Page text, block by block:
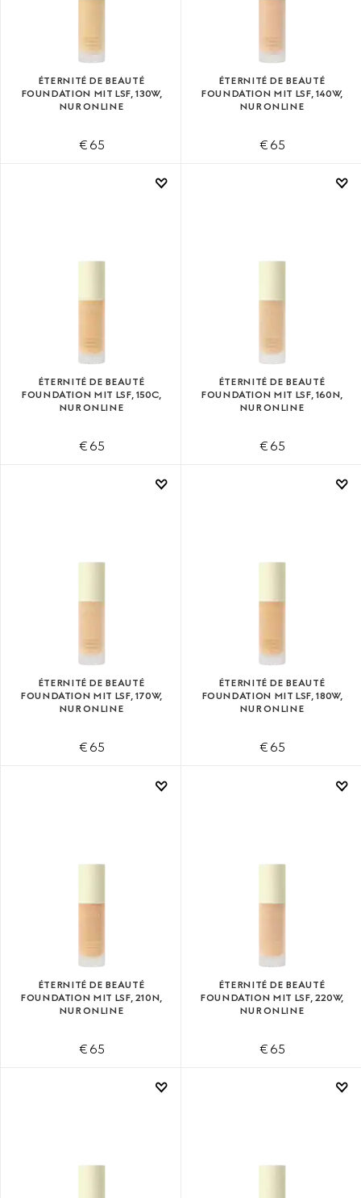
ÉTERNITÉ DE BEAUTÉ
FOUNDATION MIT LSF, 130W,
NUR ONLINE
€ 65
ÉTERNITÉ DE BEAUTÉ
FOUNDATION MIT LSF, 140W,
NUR ONLINE
€ 65
ÉTERNITÉ DE BEAUTÉ
FOUNDATION MIT LSF, 150C,
NUR ONLINE
€ 65
ÉTERNITÉ DE BEAUTÉ
FOUNDATION MIT LSF, 160N,
NUR ONLINE
€ 65
ÉTERNITÉ DE BEAUTÉ
FOUNDATION MIT LSF, 170W,
NUR ONLINE
€ 65
ÉTERNITÉ DE BEAUTÉ
FOUNDATION MIT LSF, 180W,
NUR ONLINE
€ 65
ÉTERNITÉ DE BEAUTÉ
FOUNDATION MIT LSF, 210N,
NUR ONLINE
€ 65
ÉTERNITÉ DE BEAUTÉ
FOUNDATION MIT LSF, 220W,
NUR ONLINE
€ 65